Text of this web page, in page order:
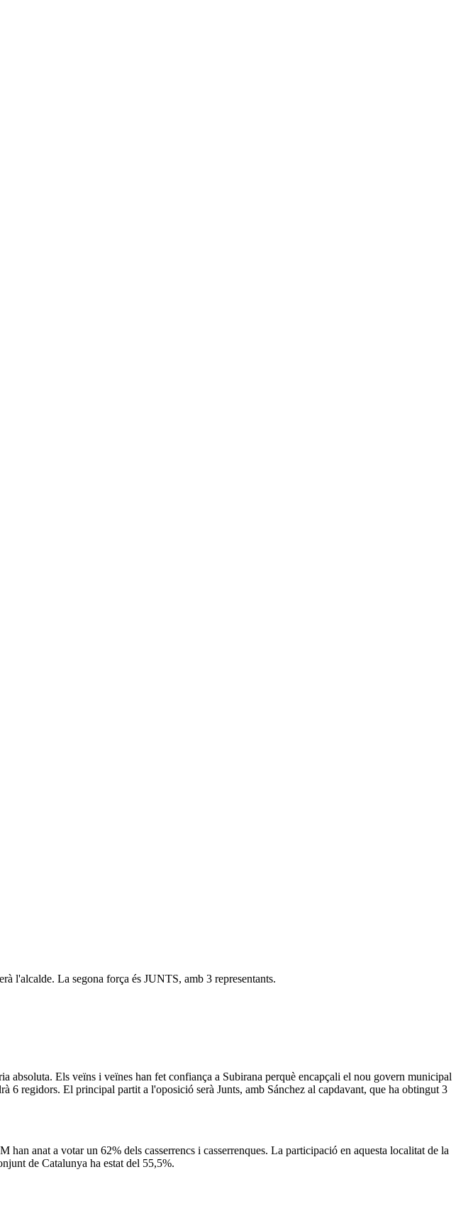
l'alcalde. La segona força és JUNTS, amb 3 representants.
absoluta. Els veïns i veïnes han fet confiança a Subirana perquè encapçali el nou govern municipal
regidors. El principal partit a l'oposició serà Junts, amb Sánchez al capdavant, que ha obtingut 3
anat a votar un 62% dels casserrencs i casserrenques. La participació en aquesta localitat de la
de Catalunya ha estat del 55,5%.